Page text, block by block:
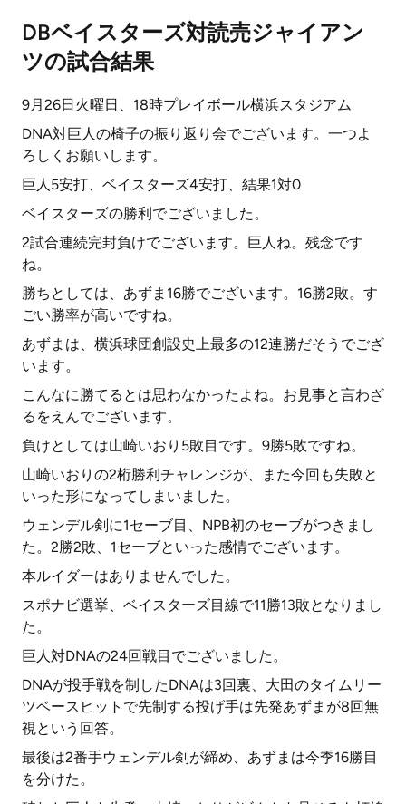
DBベイスターズ対読売ジャイアン
ツの試合結果
9月26日火曜日、18時プレイボール横浜スタジアム
DNA対巨人の椅子の振り返り会でございます。一つよ
ろしくお願いします。
巨人5安打、ベイスターズ4安打、結果1対0
ベイスターズの勝利でございました。
2試合連続完封負けでございます。巨人ね。残念です
ね。
勝ちとしては、あずま16勝でございます。16勝2敗。す
ごい勝率が高いですね。
あずまは、横浜球団創設史上最多の12連勝だそうでござ
います。
こんなに勝てるとは思わなかったよね。お見事と言わざ
るをえんでございます。
負けとしては山崎いおり5敗目です。9勝5敗ですね。
山崎いおりの2桁勝利チャレンジが、また今回も失敗と
いった形になってしまいました。
ウェンデル剣に1セーブ目、NPB初のセーブがつきまし
た。2勝2敗、1セーブといった感情でございます。
本ルイダーはありませんでした。
スポナビ選挙、ベイスターズ目線で11勝13敗となりまし
た。
巨人対DNAの24回戦目でございました。
DNAが投手戦を制したDNAは3回裏、大田のタイムリー
ツベースヒットで先制する投げ手は先発あずまが8回無
視という回答。
最後は2番手ウェンデル剣が締め、あずまは今季16勝目
を分けた。